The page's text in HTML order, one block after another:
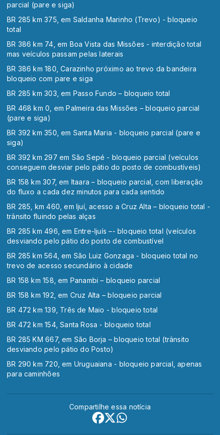
parcial (pare e siga)
BR 285 km 375, em Saldanha Marinho (Trevo) - bloqueio
total
BR 386 km 74, em Boa Vista das Missões - interdição total
mas veículos passam pelas laterais
BR 386 km 180, Carazinho próximo ao trevo da bandeira
bloqueio com pare e siga
BR 285 km 303, em Passo Fundo – bloqueio total
BR 468 km 0, em Palmeira das Missões – bloqueio parcial
(pare e siga)
BR 392 km 350, em Santa Maria - bloqueio parcial (pare e
siga)
BR 392 km 297 em São Sepé - bloqueio parcial (veículos
conseguem desviar pelo pátio do posto de combustíveis)
BR 158 km 307, em Itaara – bloqueio parcial, com liberação
do fluxo a cada dez minutos para cada sentido
BR 285, km 460, em Ijuí, acesso a Cruz Alta – bloqueio total -
trânsito fluindo pelas alças
BR 285 km 496, em Entre-Ijuís –- bloqueio total (veículos
desviando pelo pátio do posto de combustível
BR 285 km 564, em São Luiz Gonzaga - bloqueio total no
trevo de acesso secundário à cidade
BR 158 km 158, em Panambi – bloqueio parcial
BR 158 km 192, em Cruz Alta – bloqueio parcial
BR 472 km 139, Três de Maio - bloqueio total
BR 472 km 154, Santa Rosa - bloqueio total
BR 285 KM 667, em São Borja – bloqueio total (trânsito
desviando pelo pátio do Posto)
BR 290 km 720, em Uruguaiana - bloqueio parcial, apenas
para caminhões
Compartilhe essa notícia